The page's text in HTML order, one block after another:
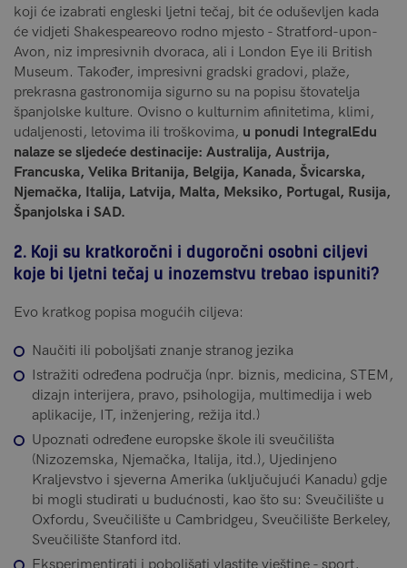
koji će izabrati engleski ljetni tečaj, bit će oduševljen kada
će vidjeti Shakespeareovo rodno mjesto - Stratford-upon-
Avon, niz impresivnih dvoraca, ali i London Eye ili British
Museum. Također, impresivni gradski gradovi, plaže,
prekrasna gastronomija sigurno su na popisu štovatelja
španjolske kulture. Ovisno o kulturnim afinitetima, klimi,
udaljenosti, letovima ili troškovima, u ponudi IntegralEdu
nalaze se sljedeće destinacije: Australija, Austrija,
Francuska, Velika Britanija, Belgija, Kanada, Švicarska,
Njemačka, Italija, Latvija, Malta, Meksiko, Portugal, Rusija,
Španjolska i SAD.
2. Koji su kratkoročni i dugoročni osobni ciljevi
koje bi ljetni tečaj u inozemstvu trebao ispuniti?
Evo kratkog popisa mogućih ciljeva:
Naučiti ili poboljšati znanje stranog jezika
Istražiti određena područja (npr. biznis, medicina, STEM,
dizajn interijera, pravo, psihologija, multimedija i web
aplikacije, IT, inženjering, režija itd.)
Upoznati određene europske škole ili sveučilišta
(Nizozemska, Njemačka, Italija, itd.), Ujedinjeno
Kraljevstvo i sjeverna Amerika (uključujući Kanadu) gdje
bi mogli studirati u budućnosti, kao što su: Sveučilište u
Oxfordu, Sveučilište u Cambridgeu, Sveučilište Berkeley,
Sveučilište Stanford itd.